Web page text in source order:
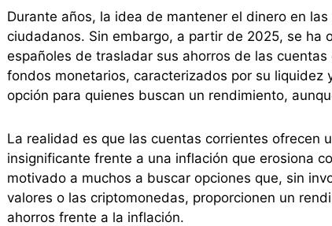
Durante años, la idea de mantener el dinero en
ciudadanos. Sin embargo, a partir de 2025, se ha
españoles de trasladar sus ahorros de las
fondos monetarios, caracterizados por su
opción para quienes buscan un rendimiento,
La realidad es que las cuentas corrientes ofrecen
insignificante frente a una inflación que erosiona
motivado a muchos a buscar opciones que, sin
valores o las criptomonedas, proporcionen un
ahorros frente a la inflación.